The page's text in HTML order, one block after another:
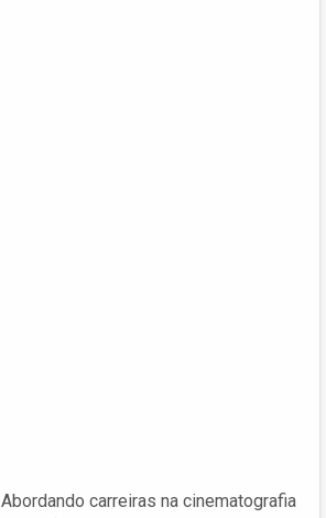
Abordando carreiras na cinematografia